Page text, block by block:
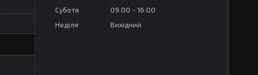
Субота
09:00
16:00
Неділя
Вихідний